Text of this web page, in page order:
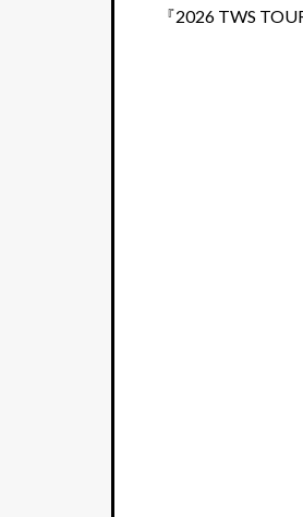
『2026 TWS